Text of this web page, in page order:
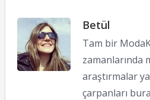
Betül
Tam bir
zamanlarında
araştırmalar
çarpanları